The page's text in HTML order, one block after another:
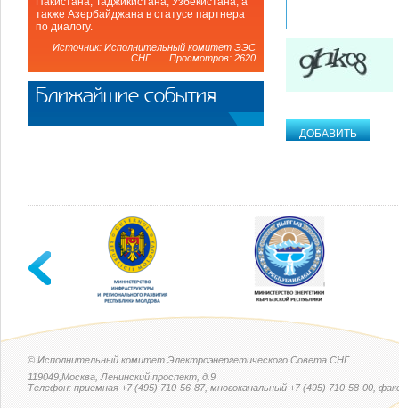
также Азербайджана в статусе партнера
по диалогу.
Источник: Исполнительный комитет ЭЭС
СНГ Просмотров: 2620
Ближайшие события
© Исполнительный комитет Электроэнергетического Совета СНГ
119049,Москва, Ленинский проспект, д.9
Телефон: приемная +7 (495) 710-56-87, многоканальный +7 (495) 710-58-00,